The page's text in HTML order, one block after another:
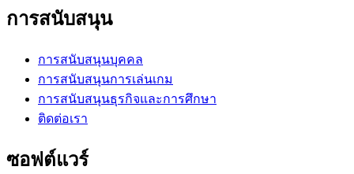
การสนับสนุน
การสนับสนุนบุคคล
การสนับสนุนการเล่นเกม
การสนับสนุนธุรกิจและการศึกษา
ติดต่อเรา
ซอฟต์แวร์